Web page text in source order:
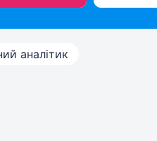
аналітик